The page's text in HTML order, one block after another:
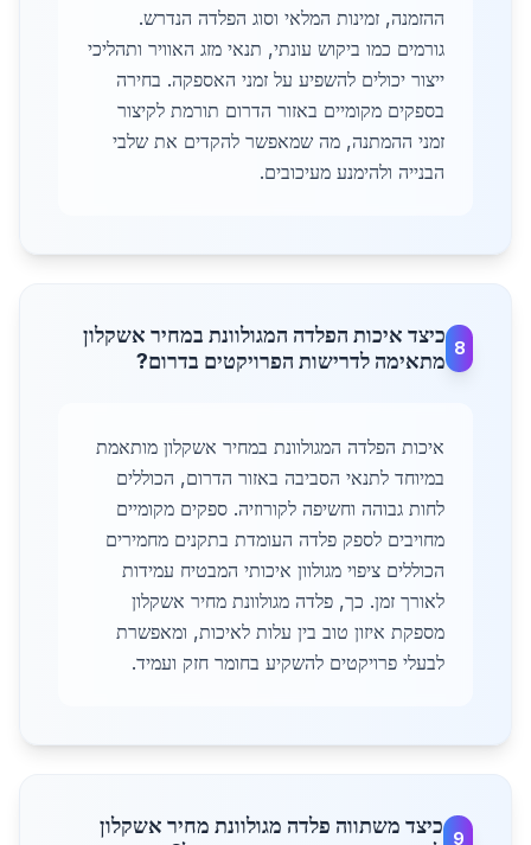
ההזמנה, זמינות המלאי וסוג הפלדה הנדרש.
גורמים כמו ביקוש עונתי, תנאי מזג האוויר ותהליכי
ייצור יכולים להשפיע על זמני האספקה. בחירה
בספקים מקומיים באזור הדרום תורמת לקיצור
זמני ההמתנה, מה שמאפשר להקדים את שלבי
הבנייה ולהימנע מעיכובים.
8
כיצד איכות הפלדה המגולוונת במחיר אשקלון
מתאימה לדרישות הפרויקטים בדרום?
איכות הפלדה המגולוונת במחיר אשקלון מותאמת
במיוחד לתנאי הסביבה באזור הדרום, הכוללים
לחות גבוהה וחשיפה לקורוזיה. ספקים מקומיים
מחויבים לספק פלדה העומדת בתקנים מחמירים
הכוללים ציפוי מגולוון איכותי המבטיח עמידות
לאורך זמן. כך, פלדה מגולוונת מחיר אשקלון
מספקת איזון טוב בין עלות לאיכות, ומאפשרת
לבעלי פרויקטים להשקיע בחומר חזק ועמיד.
9
כיצד משתווה פלדה מגולוונת מחיר אשקלון